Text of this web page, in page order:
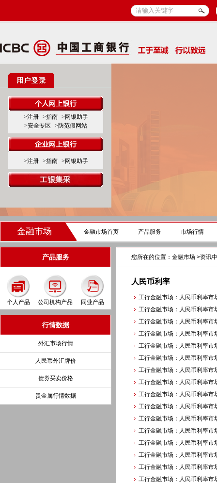
>注册 >指南
>网银助手
>安全专区
>防范假网站
>注册 >指南 >网银助手
金融市场 金融市场首页 产品服务 市场行情
产品服务
个人产品 公司机构产品 同业产品
行情数据
外汇市场行情
人民币外汇牌价
债券买卖价格
贵金属行情数据
您所在的位置： 金融市场 >资讯
人民币利率
工行金融市场：人民币利率
工行金融市场：人民币利率
工行金融市场：人民币利率
工行金融市场：人民币利率
工行金融市场：人民币利率
工行金融市场：人民币利率
工行金融市场：人民币利率
工行金融市场：人民币利率
工行金融市场：人民币利率
工行金融市场：人民币利率
工行金融市场：人民币利率
工行金融市场：人民币利率
工行金融市场：人民币利率
工行金融市场：人民币利率
工行金融市场：人民币利率
工行金融市场：人民币利率